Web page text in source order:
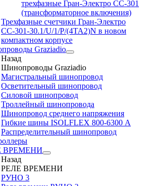
трехфазные Гран-Электро CC-301
(трансформаторное включения)
Трехфазные счетчики Гран-Электро
СС-301-30.1/U/1/P/(4TA2)N в новом
компактном корпусе
Graziadio
Назад
Шинопроводы Graziadio
Магистральный шинопровод
Осветительный шинопровод
Силовой шинопровод
Троллейный шинопровода
Шинопровод среднего напряжения
Гибкие шины ISOLFLEX 800-6300 А
Распределительный шинопровод
ВРЕМЕНИ
Назад
РЕЛЕ ВРЕМЕНИ
РУНО 3